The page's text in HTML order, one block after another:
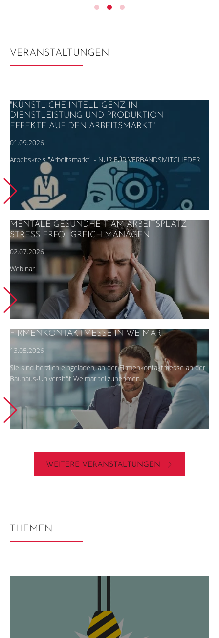
VERANSTALTUNGEN
"KÜNSTLICHE INTELLIGENZ IN
DIENSTLEISTUNG UND PRODUKTION –
EFFEKTE AUF DEN ARBEITSMARKT"
01.09.2026
Arbeitskreis "Arbeitsmarkt" - NUR FÜR VERBANDSMITGLIEDER
MENTALE GESUNDHEIT AM ARBEITSPLATZ -
STRESS ERFOLGREICH MANAGEN
02.07.2026
Webinar
FIRMENKONTAKTMESSE IN WEIMAR
13.05.2026
Sie sind herzlich eingeladen, an der Firmenkontaktmesse an der
Bauhaus-Universität Weimar teilzunehmen.
WEITERE VERANSTALTUNGEN
THEMEN